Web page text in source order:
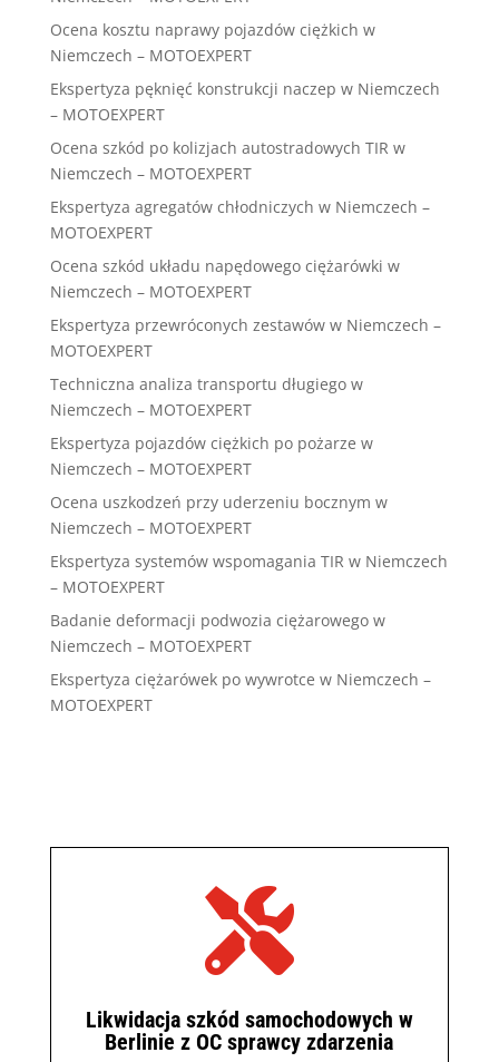
Ocena kosztu naprawy pojazdów ciężkich w
Niemczech – MOTOEXPERT
Ekspertyza pęknięć konstrukcji naczep w Niemczech
– MOTOEXPERT
Ocena szkód po kolizjach autostradowych TIR w
Niemczech – MOTOEXPERT
Ekspertyza agregatów chłodniczych w Niemczech –
MOTOEXPERT
Ocena szkód układu napędowego ciężarówki w
Niemczech – MOTOEXPERT
Ekspertyza przewróconych zestawów w Niemczech –
MOTOEXPERT
Techniczna analiza transportu długiego w
Niemczech – MOTOEXPERT
Ekspertyza pojazdów ciężkich po pożarze w
Niemczech – MOTOEXPERT
Ocena uszkodzeń przy uderzeniu bocznym w
Niemczech – MOTOEXPERT
Ekspertyza systemów wspomagania TIR w Niemczech
– MOTOEXPERT
Badanie deformacji podwozia ciężarowego w
Niemczech – MOTOEXPERT
Ekspertyza ciężarówek po wywrotce w Niemczech –
MOTOEXPERT

Likwidacja szkód samochodowych w
Berlinie z OC sprawcy zdarzenia